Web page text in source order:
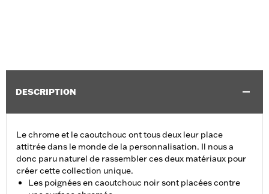
DESCRIPTION
Le chrome et le caoutchouc ont tous deux leur place
attitrée dans le monde de la personnalisation. Il nous a
donc paru naturel de rassembler ces deux matériaux pour
créer cette collection unique.
Les poignées en caoutchouc noir sont placées contre